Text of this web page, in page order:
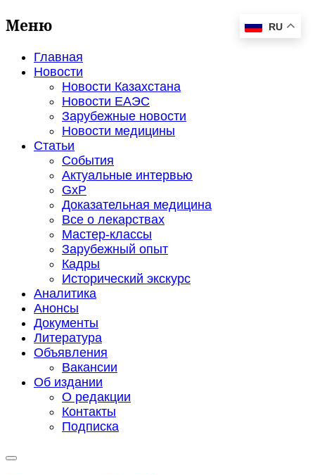
Меню
Главная
Новости
Новости Казахстана
Новости ЕАЭС
Зарубежные новости
Новости медицины
Статьи
События
Актуальные интервью
GxP
Доказательная медицина
Все о лекарствах
Мастер-классы
Зарубежный опыт
Кадры
Исторический экскурс
Аналитика
Анонсы
Документы
Литература
Объявления
Вакансии
Об издании
О редакции
Контакты
Подписка
RU